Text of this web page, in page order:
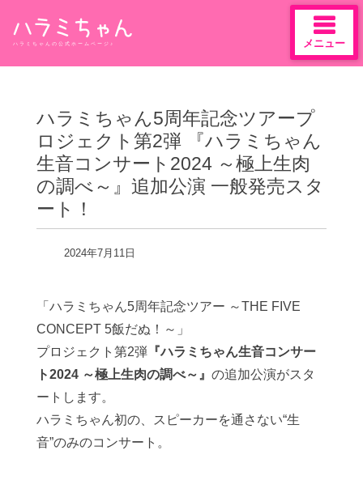
content
ハラミちゃんの公式ホームページ♪ メニュー
ハラミちゃん5周年記念ツアープ
ロジェクト第2弾 『ハラミちゃん
生音コンサート2024 ～極上生肉
の調べ～』追加公演 一般発売スタ
ート！
2024年7月11日
「ハラミちゃん5周年記念ツアー ～THE FIVE
CONCEPT 5飯だぬ！～」
プロジェクト第2弾『ハラミちゃん生音コンサー
ト2024 ～極上生肉の調べ～』 の追加公演がスタ
ートします。
ハラミちゃん初の、スピーカーを通さない“生
音”のみのコンサート。